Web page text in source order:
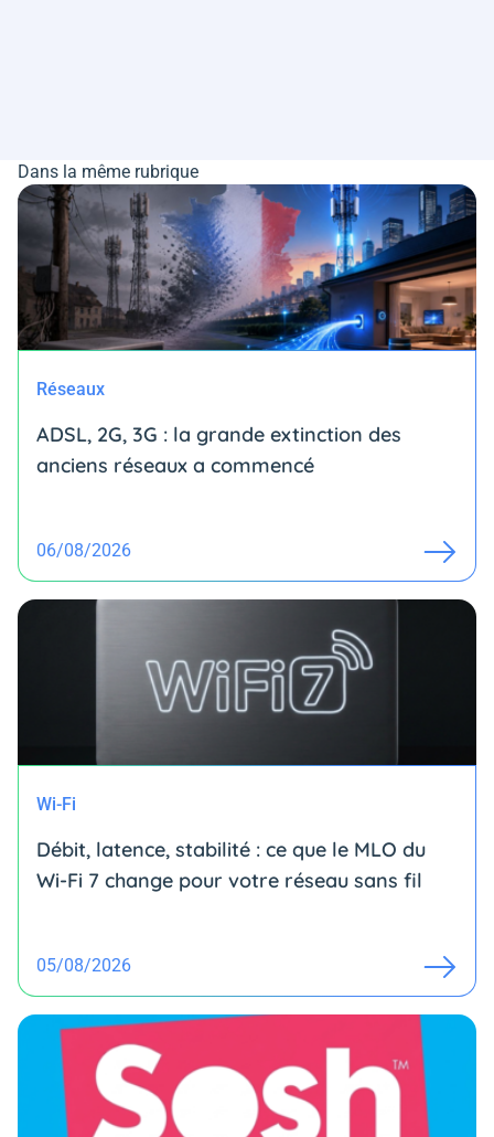
Dans la même rubrique
Réseaux
ADSL, 2G, 3G : la grande extinction des
anciens réseaux a commencé
06/08/2026
Wi-Fi
Débit, latence, stabilité : ce que le MLO du
Wi-Fi 7 change pour votre réseau sans fil
05/08/2026